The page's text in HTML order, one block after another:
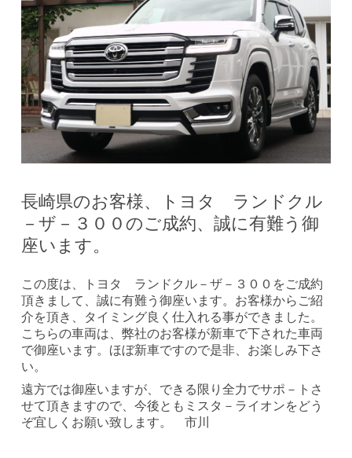
長崎県のお客様、トヨタ ランドクル
－ザ－３００のご成約、誠に有難う御
座います。
この度は、トヨタ ランドクル－ザ－３００をご成約
頂きまして、誠に有難う御座います。お客様からご紹
介を頂き、タイミング良く仕入れる事ができました。
こちらの車両は、弊社のお客様が新車で下された車両
で御座います。ほぼ新車ですので是非、お楽しみ下さ
い。
遠方では御座いますが、できる限り全力でサポ－トさ
せて頂きますので、今後ともミスタ－ライオンをどう
ぞ宜しくお願い致します。 市川